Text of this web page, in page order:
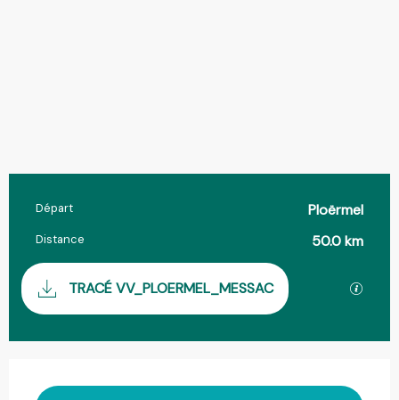
Informations pratiques
Départ Ploërmel
Distance 50.0 km
TRACÉ VV_PLOERMEL_MESSAC